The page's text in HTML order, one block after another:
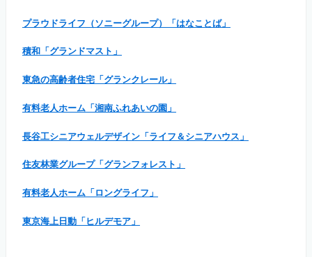
プラウドライフ（ソニーグループ）「はなことば」
積和「グランドマスト」
東急の高齢者住宅「グランクレール」
有料老人ホーム「湘南ふれあいの園」
長谷工シニアウェルデザイン「ライフ＆シニアハウス」
住友林業グループ「グランフォレスト」
有料老人ホーム「ロングライフ」
東京海上日動「ヒルデモア」